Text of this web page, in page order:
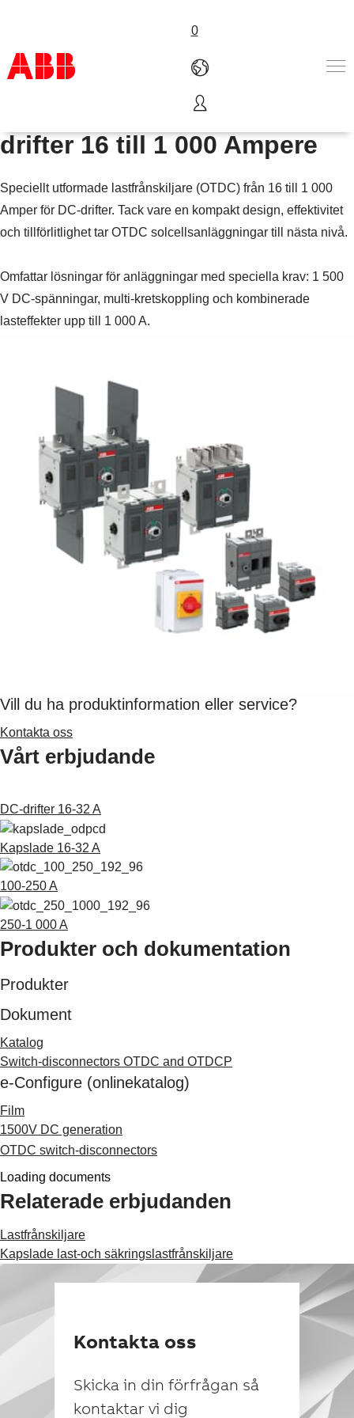
0
Produkter och tjänster
Industrier
Om ABB
Här kan du köpa
Kontakta oss
Suggestions
Products
See more products
Shopping list preview
Lastfrånskiljare för DC-
drifter 16 till 1 000 Ampere
Speciellt utformade lastfrånskiljare (OTDC) från 16 till 1 000
Amper för DC-drifter. Tack vare en kompakt design, effektivitet
och tillförlitlighet tar OTDC solcellsanläggningar till nästa nivå.
Omfattar lösningar för anläggningar med speciella krav: 1 500
V DC-spänningar, multi-kretskoppling och kombinerade
lasteffekter upp till 1 000 A.
Vill du ha produktinformation eller service?
Kontakta oss
Vårt erbjudande
DC-drifter 16-32 A
Kapslade 16-32 A
100-250 A
250-1 000 A
Produkter och dokumentation
Produkter
Dokument
Katalog
Switch-disconnectors OTDC and OTDCP
e-Configure (onlinekatalog)
Film
1500V DC generation
OTDC switch-disconnectors
Loading documents
Relaterade erbjudanden
Lastfrånskiljare
Kapslade last-och säkringslastfrånskiljare
Kontakta oss
Skicka in din förfrågan så
kontaktar vi dig